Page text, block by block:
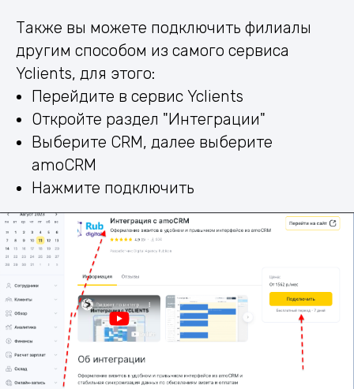
Также вы можете подключить филиалы
другим способом из самого сервиса
Yclients, для этого:
Перейдите в сервис Yclients
Откройте раздел "Интеграции"
Выберите CRM, далее выберите
amoCRM
Нажмите подключить